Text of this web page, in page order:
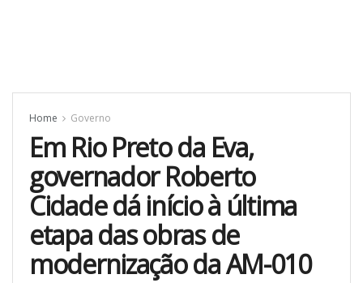
Home Governo
Em Rio Preto da Eva,
governador Roberto
Cidade dá início à última
etapa das obras de
modernização da AM-010